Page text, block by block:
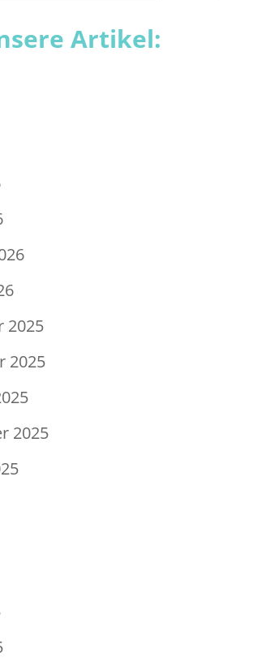
Artikel:
2025
2025
2025